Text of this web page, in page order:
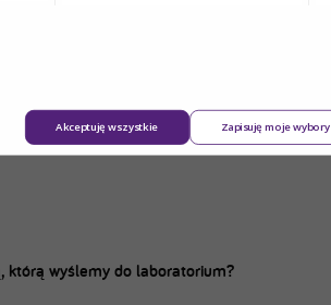
i _________.
którą wyślemy do laboratorium?
Akceptuję wszystkie Zapisuję moje wybory